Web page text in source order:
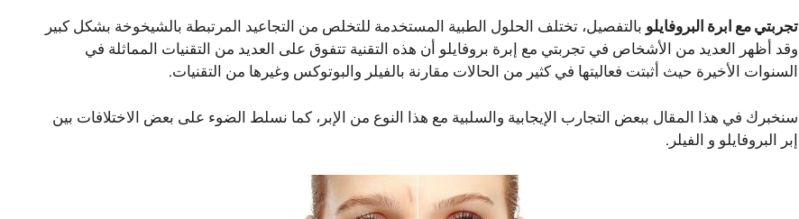
تجربتي مع ابرة البروفايلو بالتفصيل، تختلف الحلول الطبية المستخدمة للتخلص من التجاعيد المرتبطة بالشيخوخة بشكل كبير
وقد أظهر العديد من الأشخاص في تجربتي مع إبرة بروفايلو أن هذه التقنية تتفوق على العديد من التقنيات المماثلة في
السنوات الأخيرة حيث أثبتت فعاليتها في كثير من الحالات مقارنة بالفيلر والبوتوكس وغيرها من التقنيات.
سنخبرك في هذا المقال ببعض التجارب الإيجابية والسلبية مع هذا النوع من الإبر، كما نسلط الضوء على بعض الاختلافات بين
إبر البروفايلو و الفيلر.